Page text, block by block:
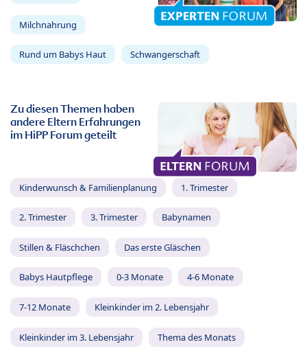
Milchnahrung
Rund um Babys Haut Schwangerschaft
Zu diesen Themen haben
andere Eltern Erfahrungen
im HiPP Forum geteilt
Kinderwunsch & Familienplanung 1. Trimester
2. Trimester 3. Trimester Babynamen
Stillen & Fläschchen Das erste Gläschen
Babys Hautpflege 0-3 Monate 4-6 Monate
7-12 Monate Kleinkinder im 2. Lebensjahr
Kleinkinder im 3. Lebensjahr Thema des Monats